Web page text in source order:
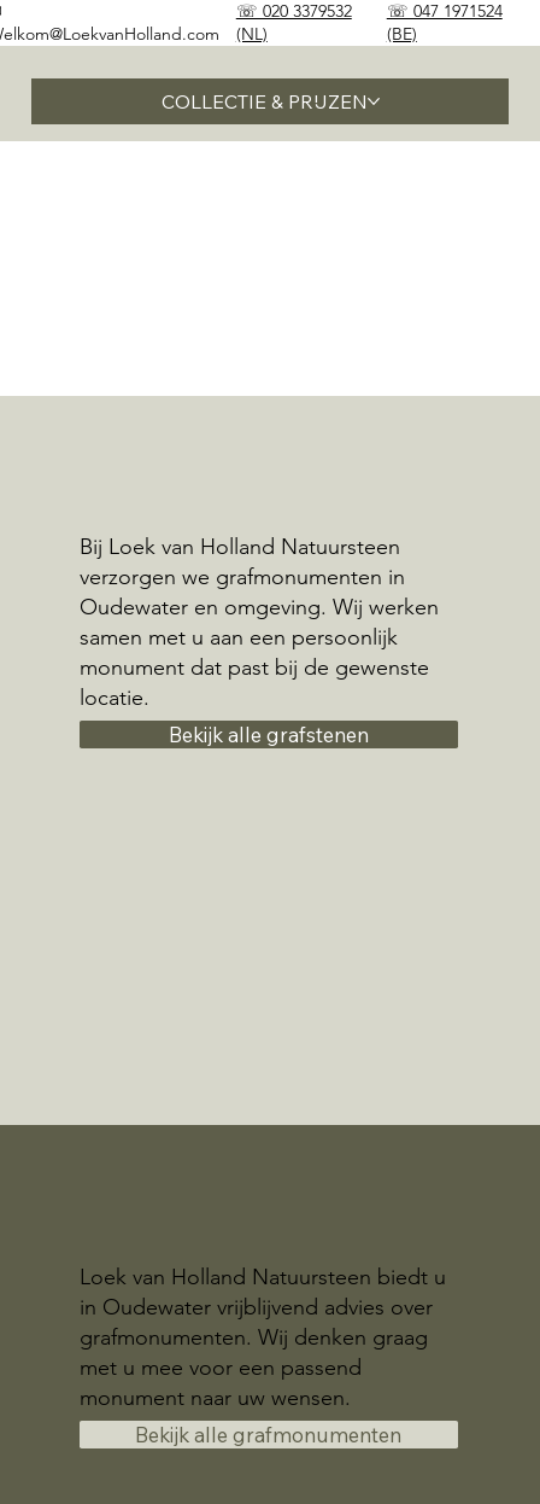
COLLECTIE & PRIJZEN
☏ 020 3379532
(NL)
☏ 047 1971524
(BE)
Bij Loek van Holland Natuursteen
verzorgen we grafmonumenten in
Oudewater en omgeving. Wij werken
samen met u aan een persoonlijk
monument dat past bij de gewenste
locatie.
Bekijk alle grafstenen
Loek van Holland Natuursteen biedt u
in Oudewater vrijblijvend advies over
grafmonumenten. Wij denken graag
met u mee voor een passend
monument naar uw wensen.
Bekijk alle grafmonumenten